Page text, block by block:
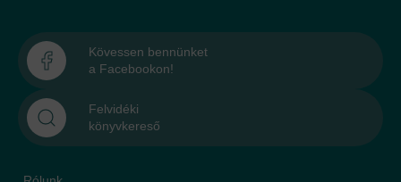
Kövessen bennünket
a Facebookon!
Felvidéki
könyvkereső